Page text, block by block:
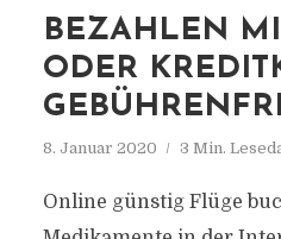
BEZAHLEN
ODER
8. Januar 2020 3 Min.
Online günstig Flüge